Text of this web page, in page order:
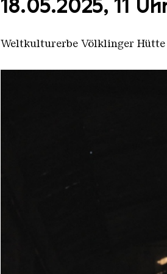
18.05.2025, 11
Weltkulturerbe Völklinger Hütte